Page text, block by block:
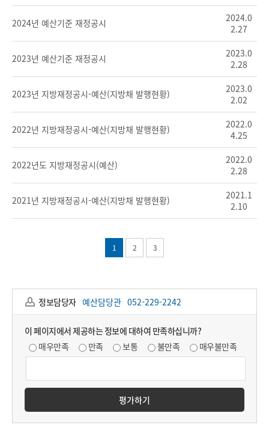
2024년 예산기준 재정공시
2024.0
2.27
2023년 예산기준 재정공시
2023.0
2.28
2023년 지방재정공시-예산(지방채 발행현황)
2023.0
2.02
2022년 지방재정공시-예산(지방채 발행현황)
2022.0
4.25
2022년도 지방재정공시(예산)
2022.0
2.28
2021년 지방재정공시-예산(지방채 발행현황)
2021.1
2.10
1 2 3
정보담당자 예산담당관 052-229-2242
이 페이지에서 제공하는 정보에 대하여 만족하십니까?
매우만족
만족 보통 불만족 매우불만족
평가하기